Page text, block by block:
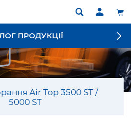
ПРОДУКЦІЇ
Air Top 3500 ST /
5000 ST